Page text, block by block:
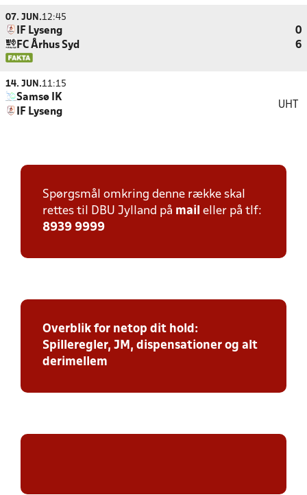
07. JUN.12:45
IF Lyseng
0
FC Århus Syd
6
14. JUN.11:15
Samsø IK
IF Lyseng
UHT
Spørgsmål omkring denne række skal
rettes til DBU Jylland på mail eller på tlf:
8939 9999
Overblik for netop dit hold:
Spilleregler, JM, dispensationer og alt
derimellem